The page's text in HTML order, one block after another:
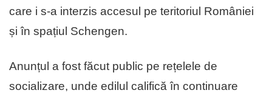
care i s-a interzis accesul pe teritoriul României
și în spațiul Schengen.
Anunțul a fost făcut public pe rețelele de
socializare, unde edilul califică în continuare